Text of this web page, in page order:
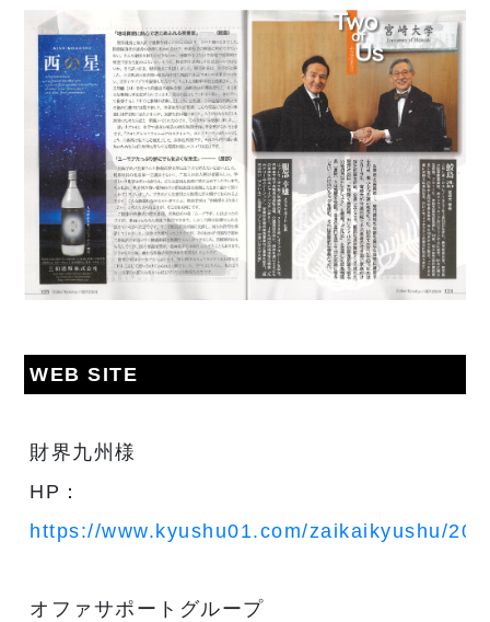
WEB SITE
財界九州様
HP：
https://www.kyushu01.com/zaikaikyushu/
オファサポートグループ